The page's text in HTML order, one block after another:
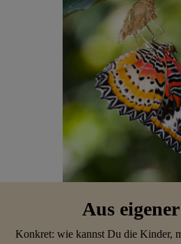
Aus
Konkret: wie kannst Du die Kinder,